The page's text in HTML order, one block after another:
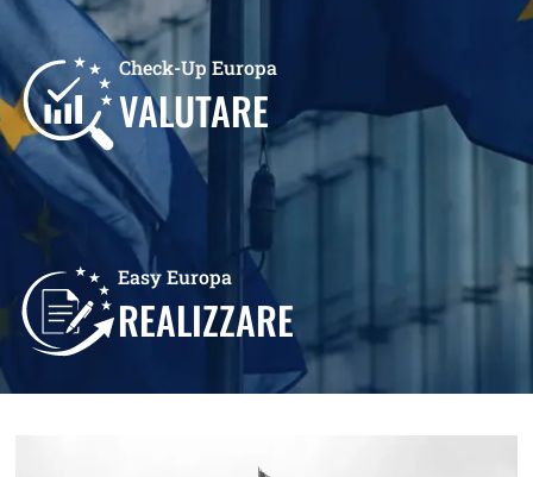
Check-Up Europa
VALUTARE
Easy Europa
REALIZZARE